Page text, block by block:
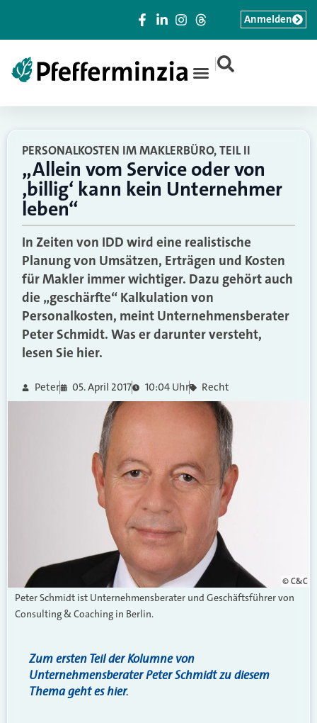
|
Anmelden
PERSONALKOSTEN IM MAKLERBÜRO, TEIL II
„Allein vom Service oder von
‚billig‘ kann kein Unternehmer
leben“
In Zeiten von IDD wird eine realistische
Planung von Umsätzen, Erträgen und Kosten
für Makler immer wichtiger. Dazu gehört auch
die „geschärfte“ Kalkulation von
Personalkosten, meint Unternehmensberater
Peter Schmidt. Was er darunter versteht,
lesen Sie hier.
Peter 05. April 2017 10:04 Uhr Recht
© C&C
Peter Schmidt ist Unternehmensberater und Geschäftsführer von
Consulting & Coaching in Berlin.
Zum ersten Teil der Kolumne von
Unternehmensberater Peter Schmidt zu diesem
Thema geht es hier.